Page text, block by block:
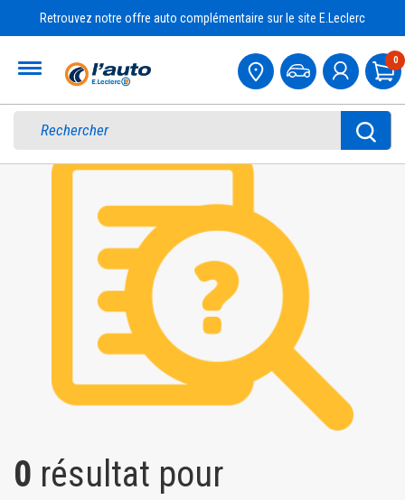
Retrouvez notre offre auto complémentaire sur le site E.Leclerc
0
0 résultat pour